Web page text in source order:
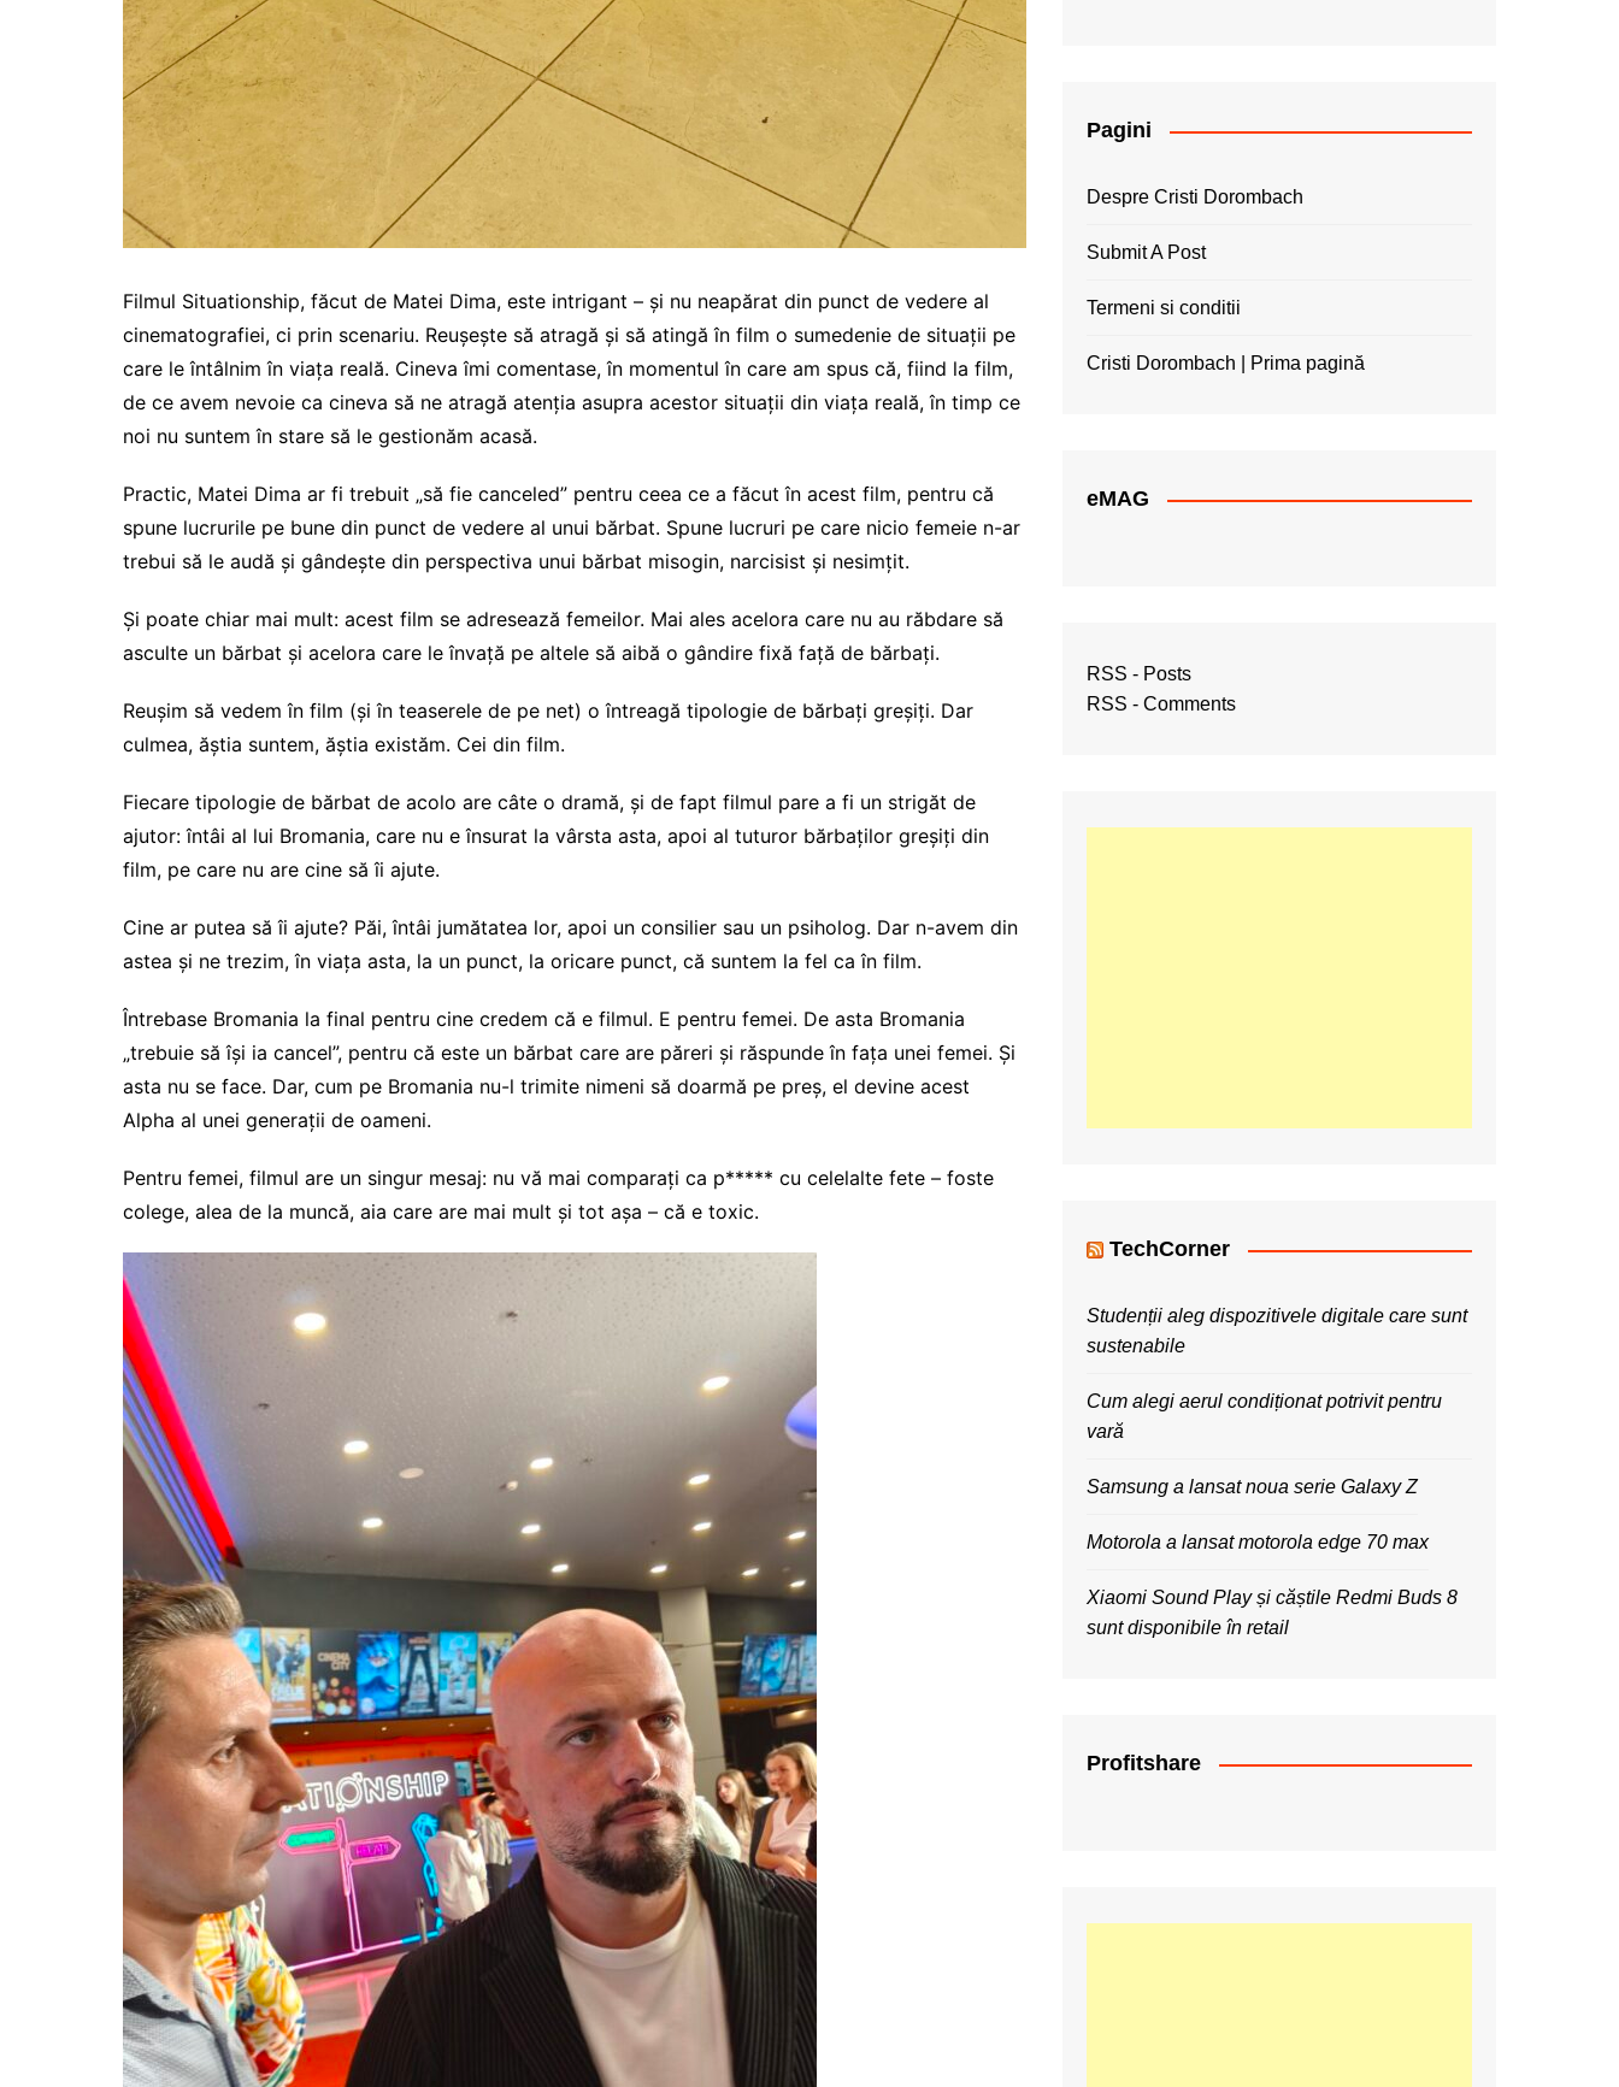
Filmul Situationship, făcut de Matei Dima, este intrigant – și nu neapărat din punct de vedere al
cinematografiei, ci prin scenariu. Reușește să atragă și să atingă în film o sumedenie de situații pe
care le întâlnim în viața reală. Cineva îmi comentase, în momentul în care am spus că, fiind la film,
de ce avem nevoie ca cineva să ne atragă atenția asupra acestor situații din viața reală, în timp ce
noi nu suntem în stare să le gestionăm acasă.
Practic, Matei Dima ar fi trebuit „să fie canceled” pentru ceea ce a făcut în acest film, pentru că
spune lucrurile pe bune din punct de vedere al unui bărbat. Spune lucruri pe care nicio femeie n-ar
trebui să le audă și gândește din perspectiva unui bărbat misogin, narcisist și nesimțit.
Și poate chiar mai mult: acest film se adresează femeilor. Mai ales acelora care nu au răbdare să
asculte un bărbat și acelora care le învață pe altele să aibă o gândire fixă față de bărbați.
Reușim să vedem în film (și în teaserele de pe net) o întreagă tipologie de bărbați greșiți. Dar
culmea, ăștia suntem, ăștia existăm. Cei din film.
Fiecare tipologie de bărbat de acolo are câte o dramă, și de fapt filmul pare a fi un strigăt de
ajutor: întâi al lui Bromania, care nu e însurat la vârsta asta, apoi al tuturor bărbaților greșiți din
film, pe care nu are cine să îi ajute.
Cine ar putea să îi ajute? Păi, întâi jumătatea lor, apoi un consilier sau un psiholog. Dar n-avem din
astea și ne trezim, în viața asta, la un punct, la oricare punct, că suntem la fel ca în film.
Întrebase Bromania la final pentru cine credem că e filmul. E pentru femei. De asta Bromania
„trebuie să își ia cancel”, pentru că este un bărbat care are păreri și răspunde în fața unei femei. Și
asta nu se face. Dar, cum pe Bromania nu-l trimite nimeni să doarmă pe preș, el devine acest
Alpha al unei generații de oameni.
Pentru femei, filmul are un singur mesaj: nu vă mai comparați ca p***** cu celelalte fete – foste
colege, alea de la muncă, aia care are mai mult și tot așa – că e toxic.
Pagini
Despre Cristi Dorombach
Submit A Post
Termeni si conditii
Cristi Dorombach | Prima pagină
eMAG
RSS - Posts
RSS - Comments
TechCorner
Studenții aleg dispozitivele digitale care sunt
sustenabile
Cum alegi aerul condiționat potrivit pentru
vară
Samsung a lansat noua serie Galaxy Z
Motorola a lansat motorola edge 70 max
Xiaomi Sound Play și căștile Redmi Buds 8
sunt disponibile în retail
Profitshare